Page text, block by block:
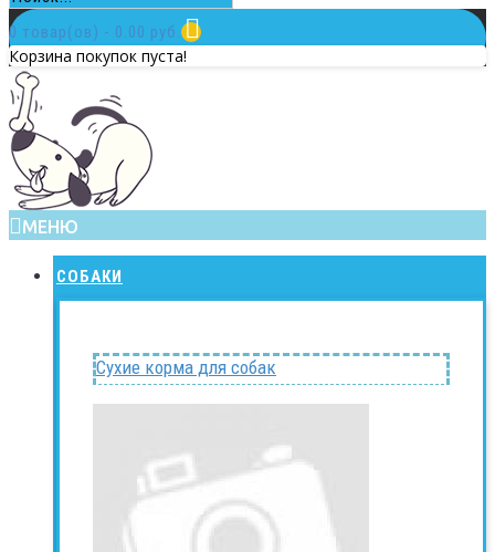
0 товар(ов) - 0.00 руб.
Корзина покупок пуста!
МЕНЮ
СОБАКИ
Сухие корма для собак